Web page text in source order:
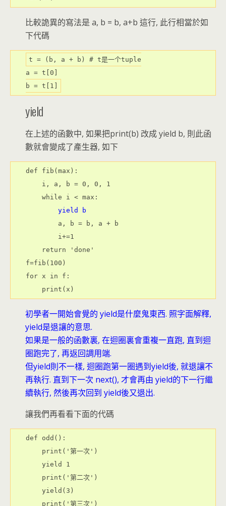
比較詭異的寫法是 a, b = b, a+b 這行, 此行相當於如
下代碼
t =
(b, a + b) # t是一个tuple
a = t[0 ]
b = t[ 1 ]
yield
在上述的函數中, 如果把print(b) 改成 yield b, 則此函
數就會變成了產生器, 如下
def fib(max):
    i, a, b = 0, 0, 1
    while i < max:
yield b
        a, b = b, a + b
        i+=1
    return 'done'
f=fib(100)
for x in f:
    print(x)
初學者一開始會覺的 yield是什麼鬼東西. 照字面解釋,
yield是退讓的意思.
如果是一般的函數裏, 在迴圈裏會重複一直跑, 直到迴
圈跑完了, 再返回調用端.
但yield則不一樣, 迴圈跑第一圈遇到yield後, 就退讓不
再執行. 直到下一次 next(), 才會再由 yield的下一行繼
續執行, 然後再次回到 yield後又退出.
讓我們再看看下面的代碼
def odd():
    print('第一次')
    yield 1
    print('第二次')
    yield(3)
    print('第三次')